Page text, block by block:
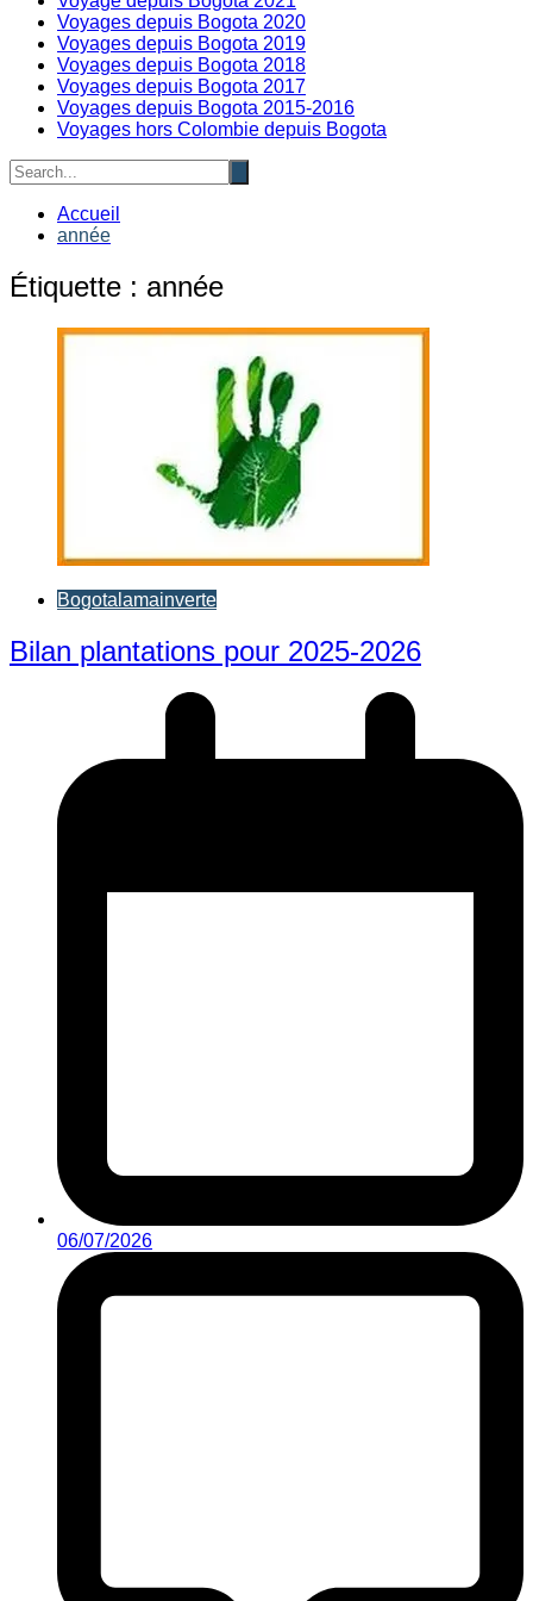
Voyages depuis Bogota 2020
Voyages depuis Bogota 2019
Voyages depuis Bogota 2018
Voyages depuis Bogota 2017
Voyages depuis Bogota 2015-2016
Voyages hors Colombie depuis Bogota
Accueil
année
Étiquette : année
Bogotalamainverte
Bilan plantations pour 2025-2026
06/07/2026